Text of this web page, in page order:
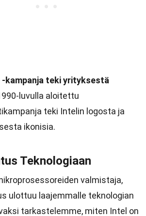
-kampanja teki yrityksestä
luvulla aloitettu
teki Intelin logosta ja
ikonisia.
Teknologiaan
valmistaja,
ulottuu laajemmalle teknologian
tarkastelemme, miten Intel on